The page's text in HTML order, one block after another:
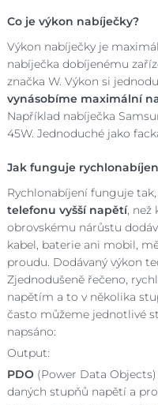
Co je výkon nabíječky?
Výkon nabíječky je
nabíječka dobíjenému
značka W. Výkon si
vynásobíme maximální
Například nabíječka
45W. Jednoduché jako
Jak funguje
Rychlonabíjení funguje tak,
telefonu vyšší napětí, než
obrovskému nárůstu
kabel, baterie ani mobil,
proudu. Dodávaný výkon
Zjednodušeně řečeno,
napětím a to v několika
často můžeme jednotlivé
napsáno:
Output:
PDO(Power Data
daných stupňů napětí a